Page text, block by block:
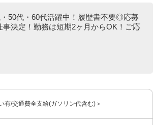
50代・60代活躍中！履歴書不要◎応募
事決定！勤務は短期2ヶ月からOK！ご応
/交通費全支給(ガソリン代含む)＞